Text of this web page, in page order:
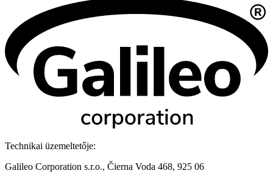
Technikai üzemeltetője:
Galileo Corporation s.r.o., Čierna Voda 468, 925 06